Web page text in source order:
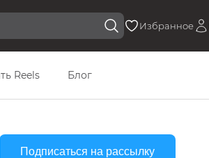
Избранное
Reels Блог
Подписаться на рассылку